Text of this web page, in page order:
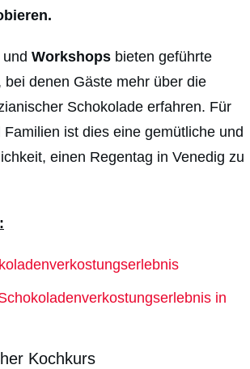
Workshops bieten geführte
bei denen Gäste mehr über die
Schokolade erfahren. Für
ist dies eine gemütliche und
einen Regentag in Venedig zu
in
Kochkurs